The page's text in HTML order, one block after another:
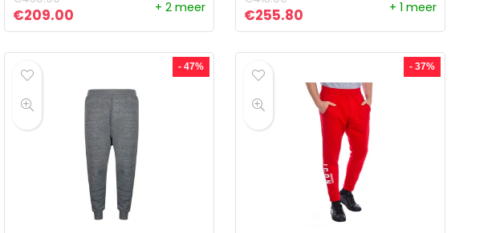
Oorspronkelijke prijs was: €450.00.
€209.00Huidige prijs is: €209.00.
+ 2 meer Oorspronkelijke prijs was: €413.00.
€255.80 Huidige prijs is: €255.80.
+ 1 meer
- 47% - 37%